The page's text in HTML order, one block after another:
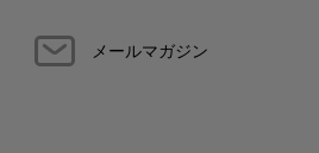
メールマガジン